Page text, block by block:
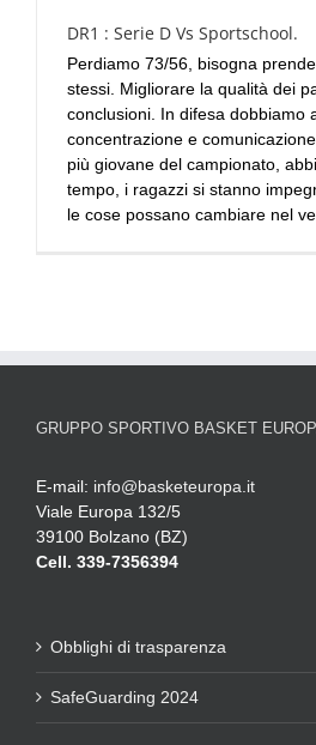
DR1 : Serie D Vs Sportschool.
Perdiamo 73/56, bisogna
stessi. Migliorare la qualità dei
conclusioni. In difesa dobbiamo
concentrazione e
più giovane del campionato,
tempo, i ragazzi si stanno
le cose possano cambiare nel
GRUPPO SPORTIVO BASKET
E-mail: info@basketeuropa.it
Viale Europa 132/5
39100 Bolzano (BZ)
Cell. 339-7356394
Obblighi di trasparenza
SafeGuarding 2024